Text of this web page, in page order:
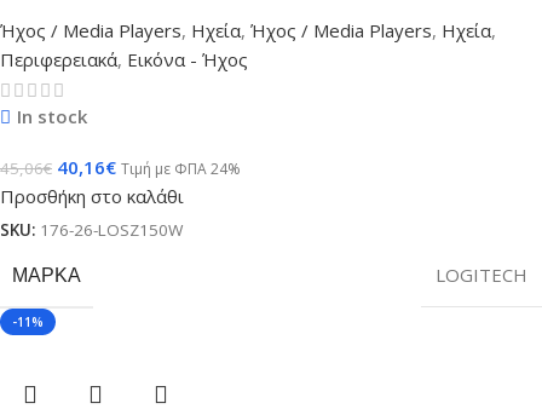
Ήχος / Media Players, Ηχεία, Ήχος / Media Players, Ηχεία,
Περιφερειακά, Εικόνα - Ήχος
In stock
45,06€ 40,16€ Τιμή με ΦΠΑ 24%
Προσθήκη στο καλάθι
SKU: 176-26-LOSZ150W
ΜΆΡΚΑ LOGITECH
-11%